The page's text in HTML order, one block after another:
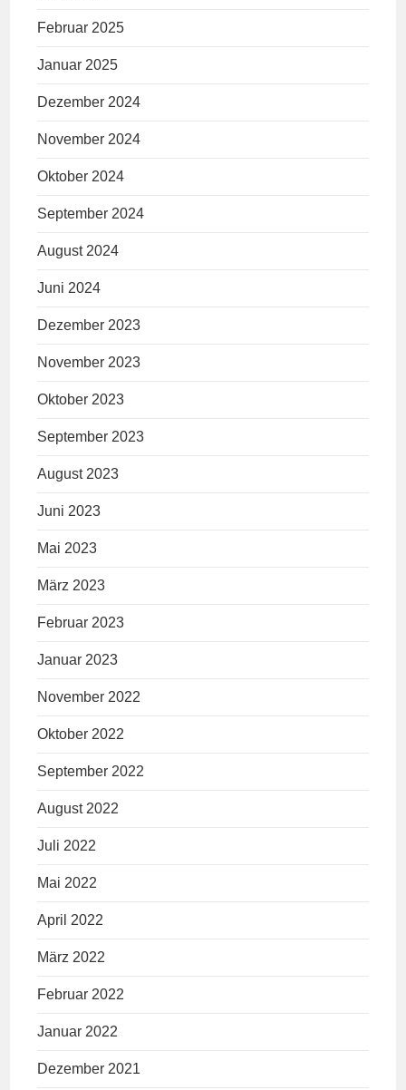
Februar 2025
Januar 2025
Dezember 2024
November 2024
Oktober 2024
September 2024
August 2024
Juni 2024
Dezember 2023
November 2023
Oktober 2023
September 2023
August 2023
Juni 2023
Mai 2023
März 2023
Februar 2023
Januar 2023
November 2022
Oktober 2022
September 2022
August 2022
Juli 2022
Mai 2022
April 2022
März 2022
Februar 2022
Januar 2022
Dezember 2021